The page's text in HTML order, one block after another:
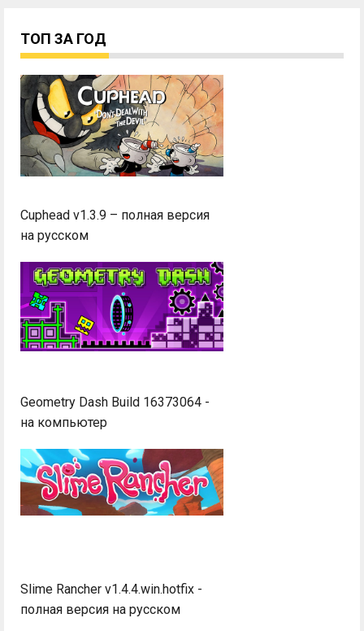
ТОП ЗА ГОД
Cuphead v1.3.9 – полная версия
на русском
Geometry Dash Build 16373064 -
на компьютер
Slime Rancher v1.4.4.win.hotfix -
полная версия на русском